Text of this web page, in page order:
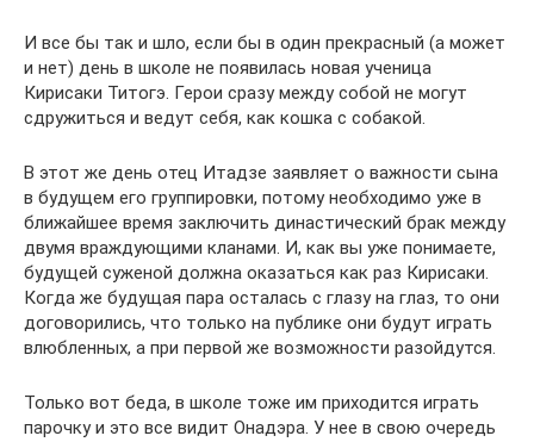
И все бы так и шло, если бы в один прекрасный (а может
и нет) день в школе не появилась новая ученица
Кирисаки Титогэ. Герои сразу между собой не могут
сдружиться и ведут себя, как кошка с собакой.
В этот же день отец Итадзе заявляет о важности сына
в будущем его группировки, потому необходимо уже в
ближайшее время заключить династический брак между
двумя враждующими кланами. И, как вы уже понимаете,
будущей суженой должна оказаться как раз Кирисаки.
Когда же будущая пара осталась с глазу на глаз, то они
договорились, что только на публике они будут играть
влюбленных, а при первой же возможности разойдутся.
Только вот беда, в школе тоже им приходится играть
парочку и это все видит Онадэра. У нее в свою очередь